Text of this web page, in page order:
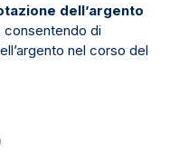
dell’argento
consentendo di
nel corso del